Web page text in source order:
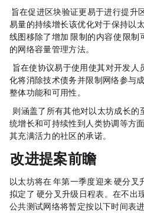
（4）The Verge 旨在促进区块验证更易于进
易量的持续增长，该优化对于保持
线图移除了“增加L1 gas 限制”的内容，使
的网络容量管理方法。
（5）The Purge 旨在使协议易于使用，使其
化将消除技术债务并限制网络参与
整体功能和可用性。
（6）The Splurge 则涵盖了所有其他对以太
统增长和可持续性到人类协调等方
其充满活力的社区的承诺。
EIP 改进提案前瞻
以太坊将在 2024 年第一季度迎来 Dencun
拟定了 Dencun 硬分叉升级日程表。在不
公共测试网络将暂定按以下时间表进